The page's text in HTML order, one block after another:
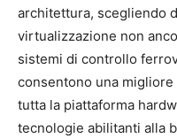
architettura, scegliendo
virtualizzazione non
sistemi di controllo
consentono una
tutta la piattaforma
tecnologie abilitanti alla